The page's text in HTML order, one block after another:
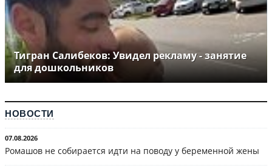
Тигран Салибеков: Увидел рекламу - занятие
для дошкольников
НОВОСТИ
07.08.2026
Ромашов не собирается идти на поводу у беременной жены